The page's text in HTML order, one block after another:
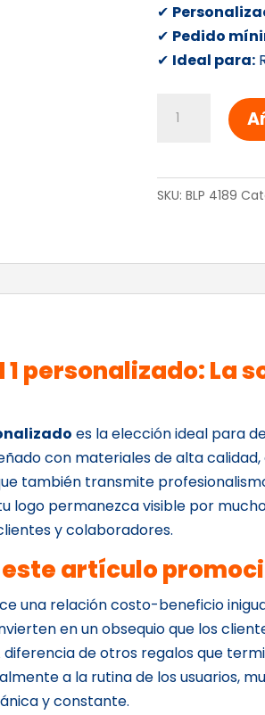
✔
✔ Pedido
✔ Ideal para:
BOLIGRAFO
1
cantidad
SKU:BLP 4189
1 personalizado:
es la elección ideal para
con materiales de alta
también transmite
logo permanezca visible por
y colaboradores.
este artículo
una relación costo-beneficio
en un obsequio que los
diferencia de otros regalos que
a la rutina de los usuarios,
y constante.